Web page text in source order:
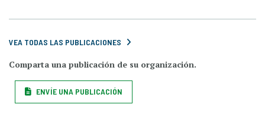
VEA TODAS LAS PUBLICACIONES
Comparta una publicación de su organización.
ENVÍE UNA PUBLICACIÓN